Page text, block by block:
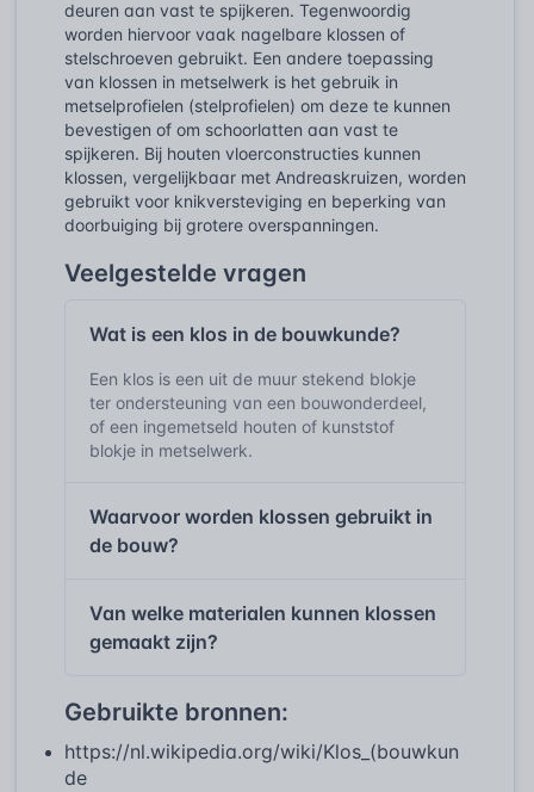
deuren aan vast te spijkeren. Tegenwoordig
worden hiervoor vaak nagelbare klossen of
stelschroeven gebruikt. Een andere toepassing
van klossen in metselwerk is het gebruik in
metselprofielen (stelprofielen) om deze te kunnen
bevestigen of om schoorlatten aan vast te
spijkeren. Bij houten vloerconstructies kunnen
klossen, vergelijkbaar met Andreaskruizen, worden
gebruikt voor knikversteviging en beperking van
doorbuiging bij grotere overspanningen.
Veelgestelde vragen
Wat is een klos in de bouwkunde?
Een klos is een uit de muur stekend blokje
ter ondersteuning van een bouwonderdeel,
of een ingemetseld houten of kunststof
blokje in metselwerk.
Waarvoor worden klossen gebruikt in
de bouw?
Van welke materialen kunnen klossen
gemaakt zijn?
Gebruikte bronnen:
https://nl.wikipedia.org/wiki/Klos_(bouwkun
de